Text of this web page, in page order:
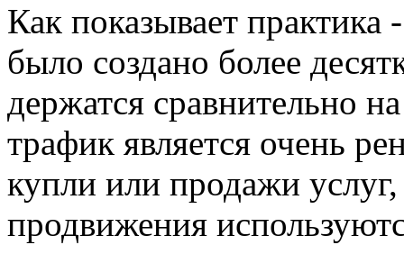
Как показывает практика
было создано более
держатся сравнительно
трафик является очень
купли или продажи
продвижения